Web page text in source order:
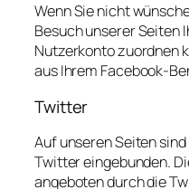
Wenn Sie nicht
Besuch unserer Seiten
Nutzerkonto zuordnen
aus Ihrem Facebook-
Twitter
Auf unseren Seiten
Twitter eingebunden.
angeboten durch die